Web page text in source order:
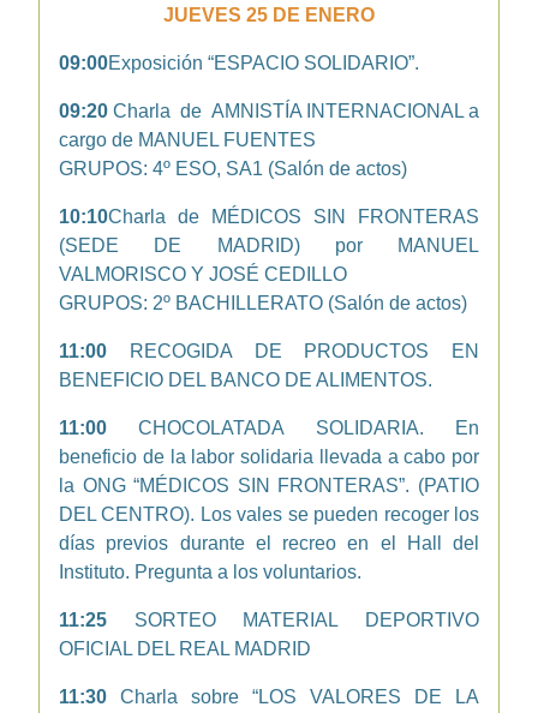
JUEVES 25 DE ENERO
09:00Exposición “ESPACIO SOLIDARIO”.
09:20 Charla de AMNISTÍA INTERNACIONAL a
cargo de MANUEL FUENTES
GRUPOS: 4º ESO, SA1 (Salón de actos)
10:10Charla de MÉDICOS SIN FRONTERAS
(SEDE DE MADRID) por MANUEL
VALMORISCO Y JOSÉ CEDILLO
GRUPOS: 2º BACHILLERATO (Salón de actos)
11:00 RECOGIDA DE PRODUCTOS EN
BENEFICIO DEL BANCO DE ALIMENTOS.
11:00 CHOCOLATADA SOLIDARIA. En
beneficio de la labor solidaria llevada a cabo por
la ONG “MÉDICOS SIN FRONTERAS”. (PATIO
DEL CENTRO). Los vales se pueden recoger los
días previos durante el recreo en el Hall del
Instituto. Pregunta a los voluntarios.
11:25 SORTEO MATERIAL DEPORTIVO
OFICIAL DEL REAL MADRID
11:30 Charla sobre “LOS VALORES DE LA